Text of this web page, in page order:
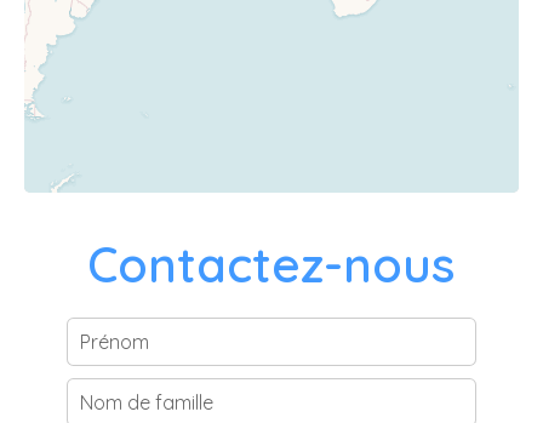
Contactez-nous